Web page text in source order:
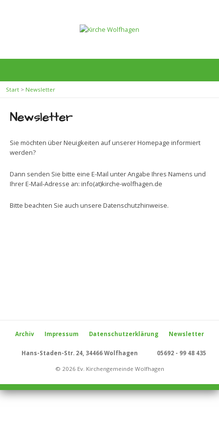
Start > Newsletter
Newsletter
Sie möchten über Neuigkeiten auf unserer Homepage informiert
werden?
Dann senden Sie bitte eine E-Mail unter Angabe Ihres Namens und
Ihrer E-Mail-Adresse an: info(at)kirche-wolfhagen.de
Bitte beachten Sie auch unsere Datenschutzhinweise.
Archiv Impressum Datenschutzerklärung Newsletter
Hans-Staden-Str. 24, 34466 Wolfhagen 05692 - 99 48 435
© 2026 Ev. Kirchengemeinde Wolfhagen